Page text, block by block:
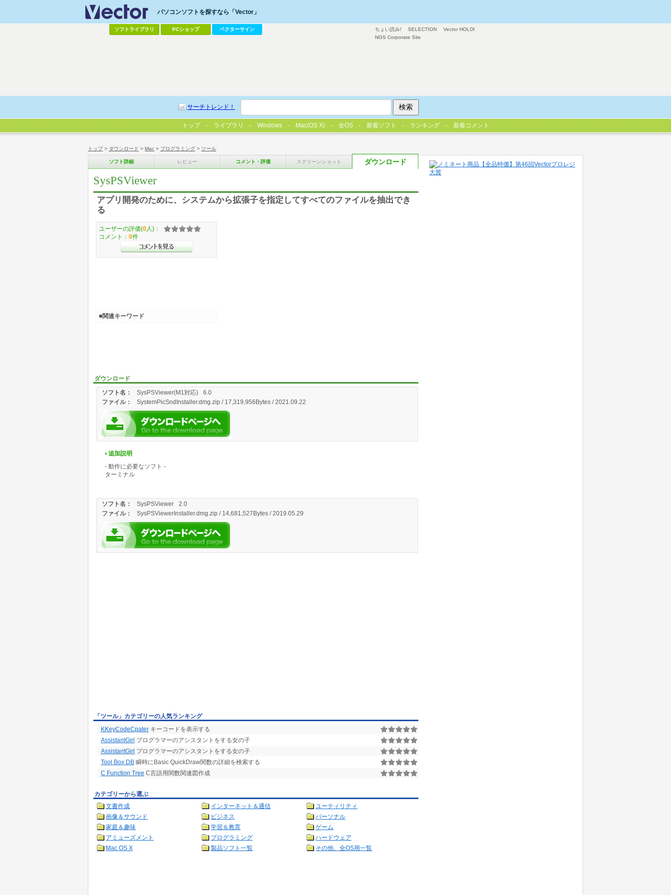
トップ> ダウンロード > Mac > プログラミング > ツール
ソフト詳細 レビュー コメント・評価 スクリーンショット ダウンロード
SysPSViewer
アプリ開発のために、システムから拡張子を指定してすべてのファイルを抽出でき
る
ダウンロード
ソフト名：
SysPSViewer(M1対応) 6.0
ファイル： SystemPicSndInstaller.dmg.zip / 17,319,956Bytes / 2021.09.22
追加説明
- 動作に必要なソフト -
ターミナル
ソフト名： SysPSViewer 2.0
ファイル： SysPSViewerInstaller.dmg.zip / 14,681,527Bytes / 2019.05.29
ユーザーの評価(0 人)：
コメント： 0件
■関連キーワード
「ツール」カテゴリーの人気ランキング
KKeyCodeCpater キーコードを表示する
AssistantGirl プログラマーのアシスタントをする女の子
AssistantGirl プログラマーのアシスタントをする女の子
Tool Box DB 瞬時にBasic QuickDraw関数の詳細を検索する
C Function Tree C言語用関数関連図作成
カテゴリーから選ぶ
文書作成
インターネット＆通信
ユーティリティ
画像＆サウンド
ビジネス
パーソナル
家庭＆趣味
学習＆教育
ゲーム
アミューズメント
プログラミング
ハードウェア
Mac OS X
製品ソフト一覧 その他、全OS用一覧
ちょい読み! SELECTION
Vector HOLDI
NGS Corporate Site
パソコンソフトを探すなら「Vector」
ソフトライブラリ PCショップ ベクターサイン
サーチトレンド！
トップ ライブラリ Windows Mac(OS X) 全OS 新着ソフト ランキング 新着コメント